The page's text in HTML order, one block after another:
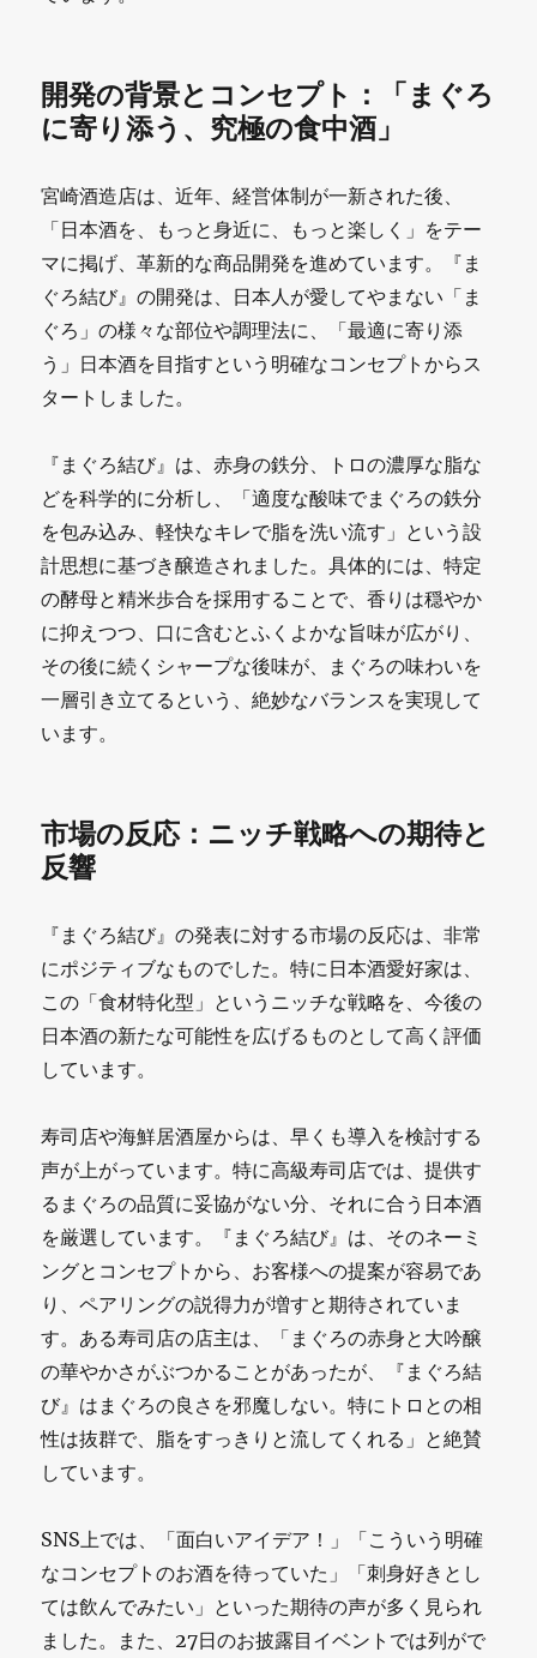
開発の背景とコンセプト：「まぐろ
に寄り添う、究極の食中酒」
宮崎酒造店は、近年、経営体制が一新された後、
「日本酒を、もっと身近に、もっと楽しく」をテー
マに掲げ、革新的な商品開発を進めています。『ま
ぐろ結び』の開発は、日本人が愛してやまない「ま
ぐろ」の様々な部位や調理法に、「最適に寄り添
う」日本酒を目指すという明確なコンセプトからス
タートしました。
『まぐろ結び』は、赤身の鉄分、トロの濃厚な脂な
どを科学的に分析し、「適度な酸味でまぐろの鉄分
を包み込み、軽快なキレで脂を洗い流す」という設
計思想に基づき醸造されました。具体的には、特定
の酵母と精米歩合を採用することで、香りは穏やか
に抑えつつ、口に含むとふくよかな旨味が広がり、
その後に続くシャープな後味が、まぐろの味わいを
一層引き立てるという、絶妙なバランスを実現して
います。
市場の反応：ニッチ戦略への期待と
反響
『まぐろ結び』の発表に対する市場の反応は、非常
にポジティブなものでした。特に日本酒愛好家は、
この「食材特化型」というニッチな戦略を、今後の
日本酒の新たな可能性を広げるものとして高く評価
しています。
寿司店や海鮮居酒屋からは、早くも導入を検討する
声が上がっています。特に高級寿司店では、提供す
るまぐろの品質に妥協がない分、それに合う日本酒
を厳選しています。『まぐろ結び』は、そのネーミ
ングとコンセプトから、お客様への提案が容易であ
り、ペアリングの説得力が増すと期待されていま
す。ある寿司店の店主は、「まぐろの赤身と大吟醸
の華やかさがぶつかることがあったが、『まぐろ結
び』はまぐろの良さを邪魔しない。特にトロとの相
性は抜群で、脂をすっきりと流してくれる」と絶賛
しています。
SNS上では、「面白いアイデア！」「こういう明確
なコンセプトのお酒を待っていた」「刺身好きとし
ては飲んでみたい」といった期待の声が多く見られ
ました。また、27日のお披露目イベントでは列がで